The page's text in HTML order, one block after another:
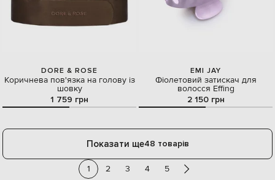
DORE & ROSE
Коричнева пов'язка на голову із
шовку
1 759 грн
EMI JAY
Фіолетовий затискач для
волосся Effing
2 150 грн
Показати ще48 товарів
1 2 3 4 5